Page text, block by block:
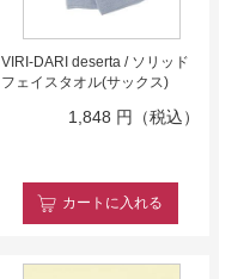
VIRI-DARI deserta / ソリッド
フェイスタオル(サックス)
1,848 円（税込）
カート に入れる